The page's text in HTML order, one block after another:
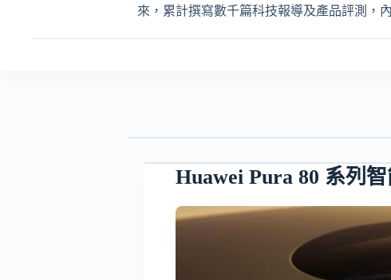
來，累計撰寫數千篇科技報導及產品評測，
Huawei Pura 80 系列